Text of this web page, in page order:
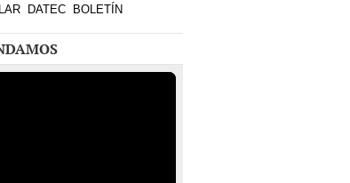
DATEC BOLETÍN